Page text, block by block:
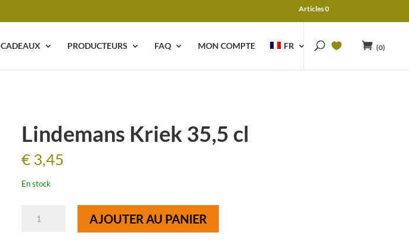
Articles 0
CADEAUX PRODUCTEURS FAQ MON COMPTE FR (0)
Lindemans Kriek 35,5 cl
€3,45
En stock
AJOUTER AU PANIER